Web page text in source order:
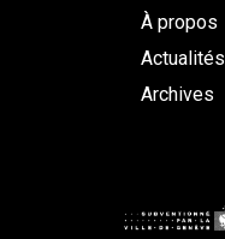
À propos
Actualités
Archives